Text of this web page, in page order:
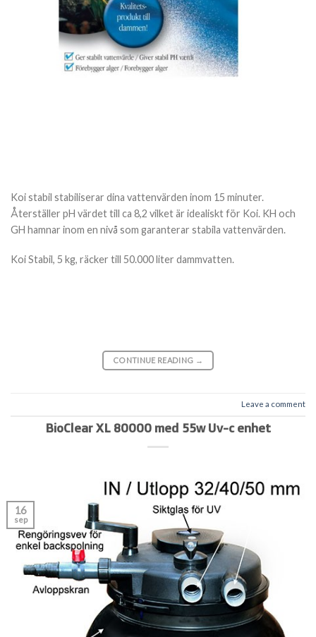
Koi stabil stabiliserar dina vattenvärden inom 15 minuter.
Återställer pH värdet till ca 8,2 vilket är idealiskt för Koi. KH och
GH hamnar inom en nivå som garanterar stabila vattenvärden.
Koi Stabil, 5 kg, räcker till 50.000 liter dammvatten.
CONTINUE READING →
Leave a comment
BioClear XL 80000 med 55w Uv-c enhet
16
sep